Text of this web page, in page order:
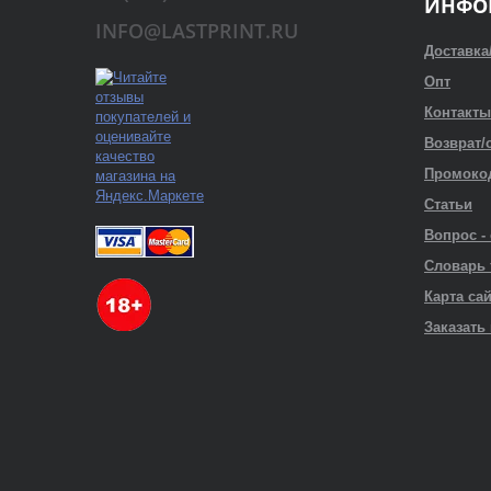
INFO@LASTPRINT.RU
Опт
Контакты
Статьи
Вопрос -
Словарь
Карта